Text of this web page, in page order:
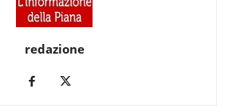
redazione